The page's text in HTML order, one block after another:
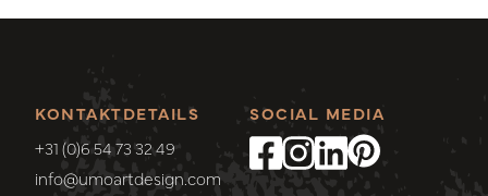
KONTAKTDETAILS
+31 (0)6 54 73 32 49
info@umoartdesign.com
SOCIAL MEDIA